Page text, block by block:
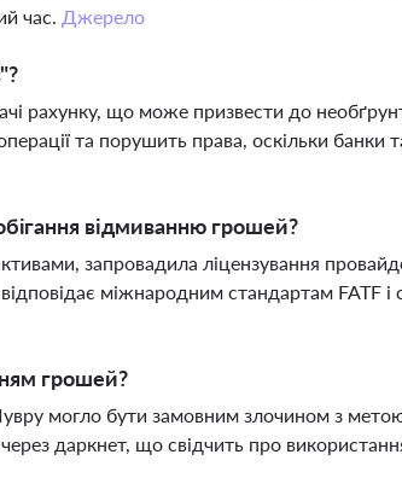
час. Джерело
рахунку, що може призвести до
та порушить права, оскільки банки
відмиванню грошей?
запровадила ліцензування
міжнародним стандартам FATF і
грошей?
могло бути замовним злочином з
даркнет, що свідчить про